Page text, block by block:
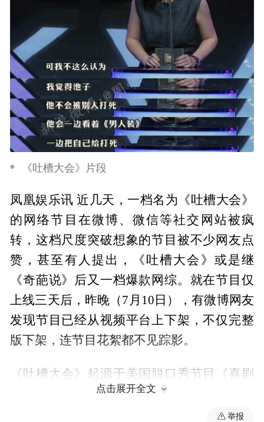
《吐槽大会》片段
凤凰娱乐讯 近几天，一档名为《吐槽大会》
的网络节目在微博、微信等社交网站被疯
转，这档尺度突破想象的节目被不少网友点
赞，甚至有人提出，《吐槽大会》或是继
《奇葩说》后又一档爆款网综。就在节目仅
上线三天后，昨晚（7月10日），有微博网友
发现节目已经从视频平台上下架，不仅完整
版下架，连节目花絮都不见踪影。
《吐槽大会》起源于美国脱口秀节目《喜剧
中心吐槽大会》（Comedy Central Roast），
喜剧中心每年制作一期，每期邀请一位具有
点击展开全文
举报